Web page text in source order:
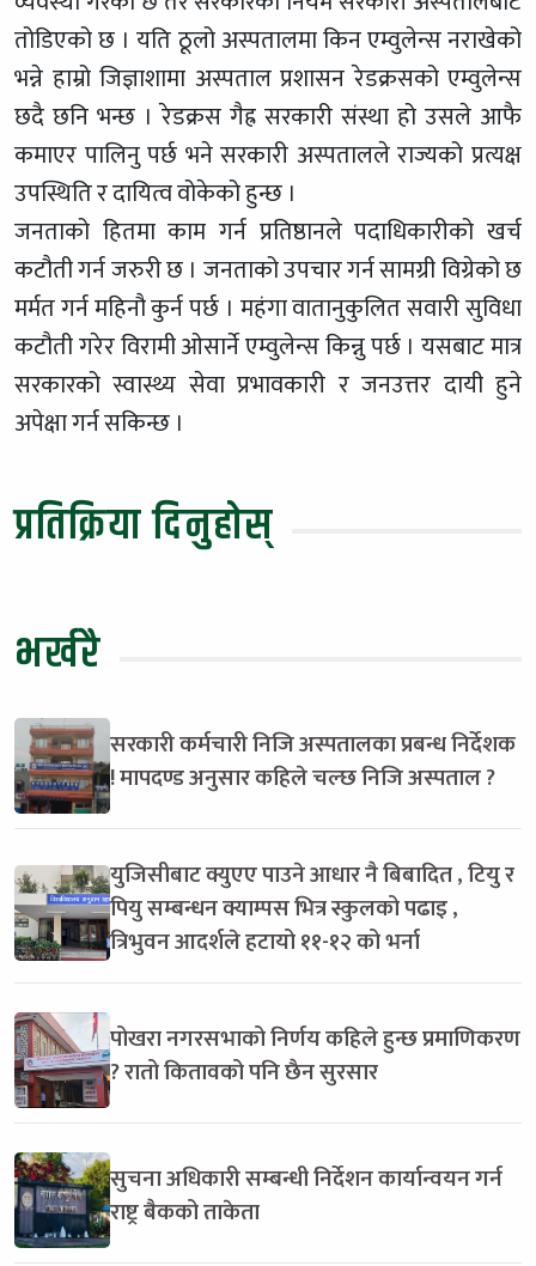
तोडिएको छ । यति ठूलो अस्पतालमा किन एम्वुलेन्स नराखेको
भन्ने हाम्रो जिज्ञाशामा अस्पताल प्रशासन रेडक्रसको एम्वुलेन्स
छदै छनि भन्छ । रेडक्रस गैह्र सरकारी संस्था हो उसले आफै
कमाएर पालिनु पर्छ भने सरकारी अस्पतालले राज्यको प्रत्यक्ष
उपस्थिति र दायित्व वोकेको हुन्छ ।
जनताको हितमा काम गर्न प्रतिष्ठानले पदाधिकारीको खर्च
कटौती गर्न जरुरी छ । जनताको उपचार गर्न सामग्री विग्रेको छ
मर्मत गर्न महिनौ कुर्न पर्छ । महंगा वातानुकुलित सवारी सुविधा
कटौती गरेर विरामी ओसार्ने एम्वुलेन्स किन्नु पर्छ । यसबाट मात्र
सरकारको स्वास्थ्य सेवा प्रभावकारी र जनउत्तर दायी हुने
अपेक्षा गर्न सकिन्छ ।
प्रतिक्रिया दिनुहोस्
भर्खरै
सरकारी कर्मचारी निजि अस्पतालका प्रबन्ध निर्देशक
! मापदण्ड अनुसार कहिले चल्छ निजि अस्पताल ?
युजिसीबाट क्युएए पाउने आधार नै बिबादित , टियु र
पियु सम्बन्धन क्याम्पस भित्र स्कुलको पढाइ ,
त्रिभुवन आदर्शले हटायो ११-१२ को भर्ना
पोखरा नगरसभाको निर्णय कहिले हुन्छ प्रमाणिकरण
? रातो कितावको पनि छैन सुरसार
सुचना अधिकारी सम्बन्धी निर्देशन कार्यान्वयन गर्न
राष्ट्र बैकको ताकेता